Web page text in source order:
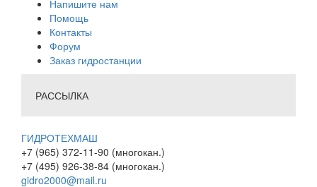
Напишите нам
Помощь
Контакты
Форум
Заказ гидростанции
РАССЫЛКА
ГИДРОТЕХМАШ
+7 (965) 372-11-90 (многокан.)
+7 (495) 926-38-84 (многокан.)
gidro2000@mail.ru